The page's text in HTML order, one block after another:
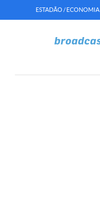
ESTADÃO / ECONOMIA